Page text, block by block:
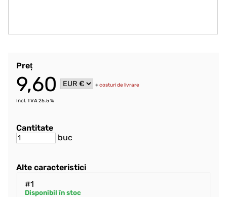
Preț
9,60 +costuri de livrare
Incl. TVA 25.5 %
Cantitate
buc
Alte caracteristici
#1
Disponibil în stoc